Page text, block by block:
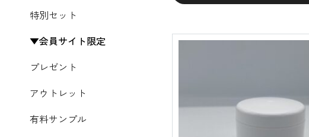
特別セット
会員サイト限定
プレゼント
アウトレット
有料サンプル